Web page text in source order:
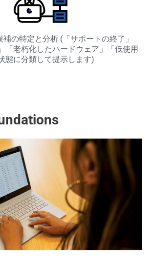
の特定と分析 (「サポートの終了」
「老朽化したハードウェア」「低使用
態に分類して提示します)